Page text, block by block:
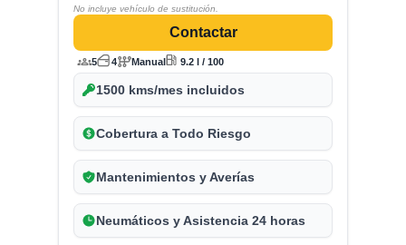
No incluye vehículo de sustitución.
Contactar
5 4 Manual 9.2 l / 100
1500 kms/mes incluidos
Cobertura a Todo Riesgo
Mantenimientos y Averías
Neumáticos y Asistencia 24 horas